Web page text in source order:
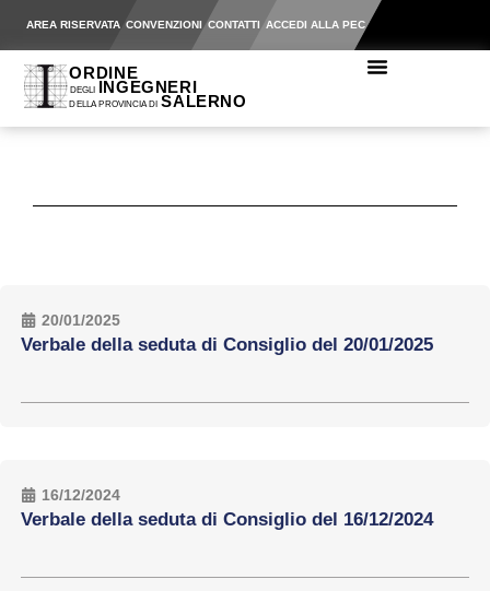
AREA RISERVATA CONVENZIONI CONTATTI ACCEDI ALLA PEC
20/01/2025
Verbale della seduta di Consiglio del 20/01/2025
16/12/2024
Verbale della seduta di Consiglio del 16/12/2024